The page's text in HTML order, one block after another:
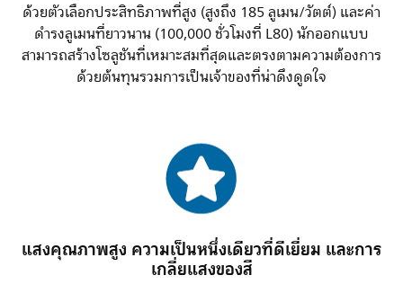
ด้วยตัวเลือกประสิทธิภาพที่สูง (สูงถึง 185 ลูเมน/วัตต์) และค่า
ดำรงลูเมนที่ยาวนาน (100,000 ชั่วโมงที่ L80) นักออกแบบ
สามารถสร้างโซลูชันที่เหมาะสมที่สุดและตรงตามความต้องการ
ด้วยต้นทุนรวมการเป็นเจ้าของที่น่าดึงดูดใจ
แสงคุณภาพสูง ความเป็นหนึ่งเดียวที่ดีเยี่ยม และการ
เกลี่ยแสงของสี